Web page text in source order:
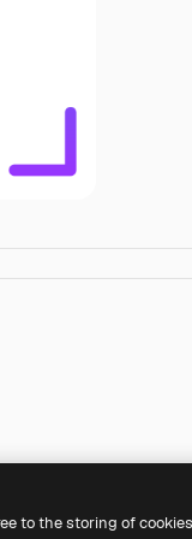
to the storing of